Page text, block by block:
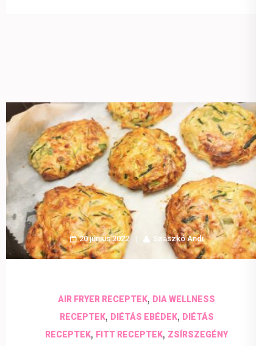
20 június 2022 Szaszkó Andi
AIR FRYER RECEPTEK, DIA WELLNESS
RECEPTEK, DIÉTÁS EBÉDEK, DIÉTÁS
RECEPTEK, FITT RECEPTEK, ZSÍRSZEGÉNY